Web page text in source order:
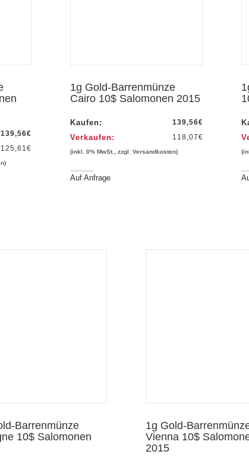
139,56€
125,61€
1g Gold-Barrenmünze
Cairo 10$ Salomonen 2015
Kaufen: 139,56€
Verkaufen: 118,07€
(inkl. 0% MwSt., zzgl. Versandkosten)
Auf Anfrage
Barrenmünze
10$ Salomonen
1g Gold-
Vienna 10$
2015